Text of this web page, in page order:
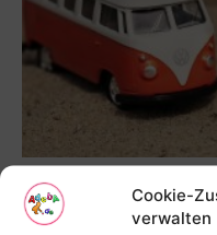
Cookie-
verwalten
Kosten der
Redaktion 20. März 2018